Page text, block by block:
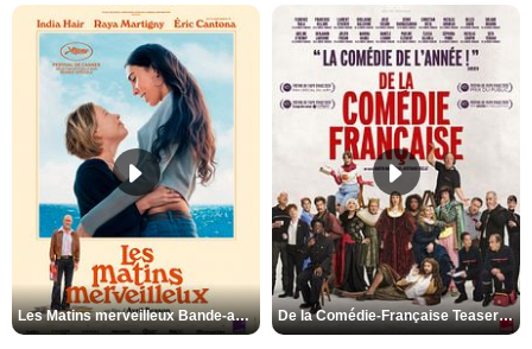
Les Matins merveilleux Bande-annonce VF De la Comédie-Française Teaser VF